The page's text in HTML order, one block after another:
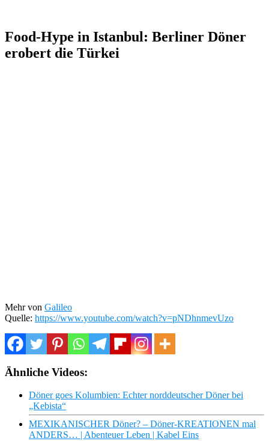
Food-Hype in Istanbul: Berliner Döner
erobert die Türkei
Mehr von Galileo
Quelle: https://www.youtube.com/watch?v=pNDhnmevUzo
Ähnliche Videos:
Döner goes Kolumbien: Echter norddeutscher Döner bei
„Kebista“
MEXIKANISCHER Döner? – Döner-KREATIONEN mal
ANDERS… | Abenteuer Leben | Kabel Eins